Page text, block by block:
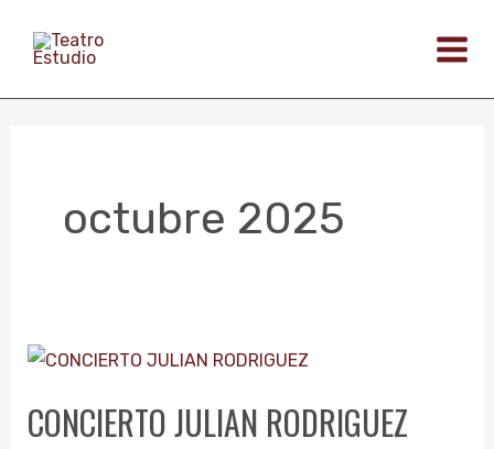
octubre 2025
CONCIERTO JULIAN RODRIGUEZ
CONCIERTO
RODRIGUEZ